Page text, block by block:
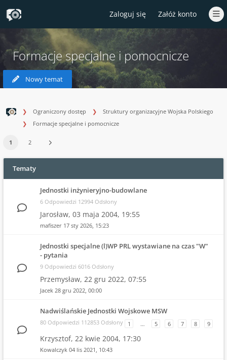
Zaloguj się Załóż konto
Formacje specjalne i pomocnicze
Nowy temat
Ograniczony dostęp
Struktury organizacyjne Wojska Polskiego
Formacje specjalne i pomocnicze
1 2
Tematy
Jednostki inżynieryjno-budowlane
6 Odpowiedzi 12994 Odsłony
Jarosław, 03 maja 2004, 19:55
mafiszer 17 sty 2026, 15:23
Jednostki specjalne (l)WP PRL wystawiane na czas "W"
- pytania
9 Odpowiedzi 6016 Odsłony
Przemysław, 22 gru 2022, 07:55
Jacek 28 gru 2022, 00:00
Nadwiślańskie Jednostki Wojskowe MSW
80 Odpowiedzi 112853 Odsłony 1 … 5 6 7 8 9
Krzysztof, 22 kwie 2004, 17:30
Kowalczyk 04 lis 2021, 10:43